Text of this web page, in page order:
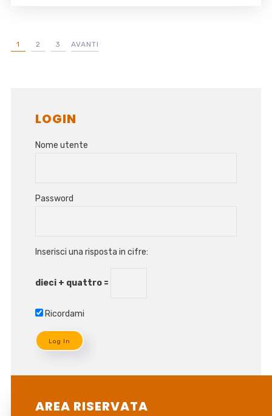
1 2 3 AVANTI
LOGIN
Nome utente
Password
Inserisci una risposta in cifre:
dieci + quattro =
Ricordami
AREA RISERVATA